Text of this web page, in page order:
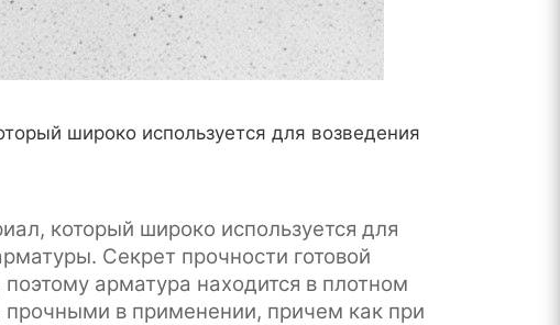
широко используется для возведения
который широко используется для
Секрет прочности готовой
арматура находится в плотном
в применении, причем как при